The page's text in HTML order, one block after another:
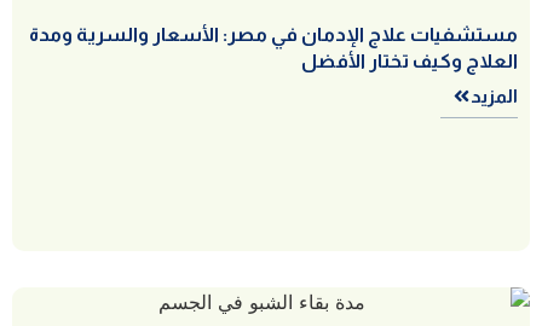
مستشفيات علاج الإدمان في مصر: الأسعار والسرية ومدة
العلاج وكيف تختار الأفضل
المزيد